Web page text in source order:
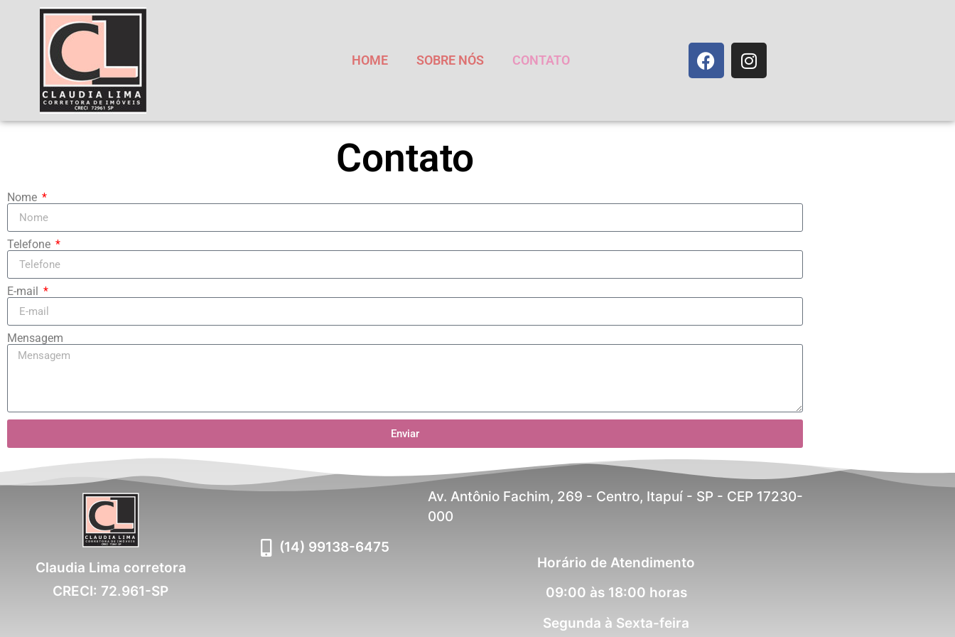
HOME SOBRE NÓS CONTATO
Contato
Nome
Telefone
E-mail
Mensagem
Enviar
Claudia Lima corretora
CRECI: 72.961-SP
(14) 99138-6475
Av. Antônio Fachim, 269 - Centro, Itapuí - SP - CEP 17230-
000
Horário de Atendimento
09:00 às 18:00 horas
Segunda à Sexta-feira